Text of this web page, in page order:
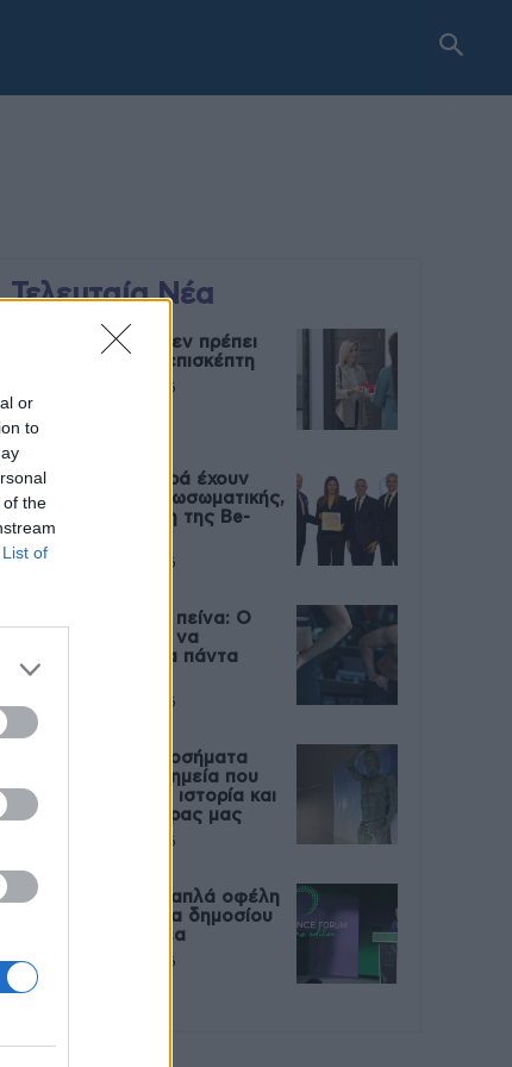
or
to
of the
List of
Τελευταία Νέα
9 πράγματα που δεν πρέπει
να λέτε σε έναν επισκέπτη
27 Φεβρουαρίου 2026
Πάνω από 100 μωρά έχουν
γεννηθεί μέσω εξωσωματικής,
με την υποστήριξη της Be-
Live
27 Φεβρουαρίου 2026
Μεταπροπονητική πείνα: Ο
λόγος που θέλεις να
καταβροχθίσεις τα πάντα
μετά την άσκηση
27 Φεβρουαρίου 2026
Ωρίων – Σπάνια νοσήματα
συνδέονται με μνημεία που
διαμόρφωσαν την ιστορία και
το πνεύμα της χώρας μας
27 Φεβρουαρίου 2026
Γεωργιάδης: Πολλαπλά οφέλη
από τη συνεργασία δημοσίου
και ιδιωτικού τομέα
27 Φεβρουαρίου 2026